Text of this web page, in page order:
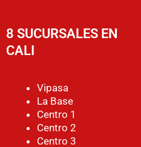
8 SUCURSALES EN
CALI
Vipasa
La Base
Centro 1
Centro 2
Centro 3